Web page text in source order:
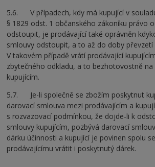
5.6. V případech, kdy má kupující v
§ 1829 odst. 1 občanského zákoníku právo
odstoupit, je prodávající také oprávněn
smlouvy odstoupit, a to až do doby převzetí
V takovém případě vrátí prodávající
zbytečného odkladu, a to bezhotovostně na
kupujícím.
5.7. Je-li společně se zbožím poskytnut
darovací smlouva mezi prodávajícím a
s rozvazovací podmínkou, že dojde-li k
smlouvy kupujícím, pozbývá darovací
dárku účinnosti a kupující je povinen spolu
prodávajícímu vrátit i poskytnutý dárek.